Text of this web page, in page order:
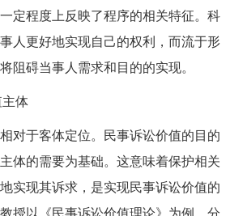
定程度上反映了程序的相关特征。科
人更好地实现自己的权利，而流于形
阻碍当事人需求和目的的实现。
体
对于客体定位。民事诉讼价值的目的
体的需要为基础。这意味着保护相关
实现其诉求，是实现民事诉讼价值的